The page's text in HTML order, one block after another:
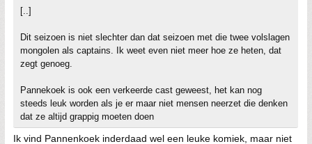
[..]
Dit seizoen is niet slechter dan dat seizoen met die twee volslagen
mongolen als captains. Ik weet even niet meer hoe ze heten, dat
zegt genoeg.
Pannekoek is ook een verkeerde cast geweest, het kan nog
steeds leuk worden als je er maar niet mensen neerzet die denken
dat ze altijd grappig moeten doen
Ik vind Pannenkoek inderdaad wel een leuke komiek, maar niet